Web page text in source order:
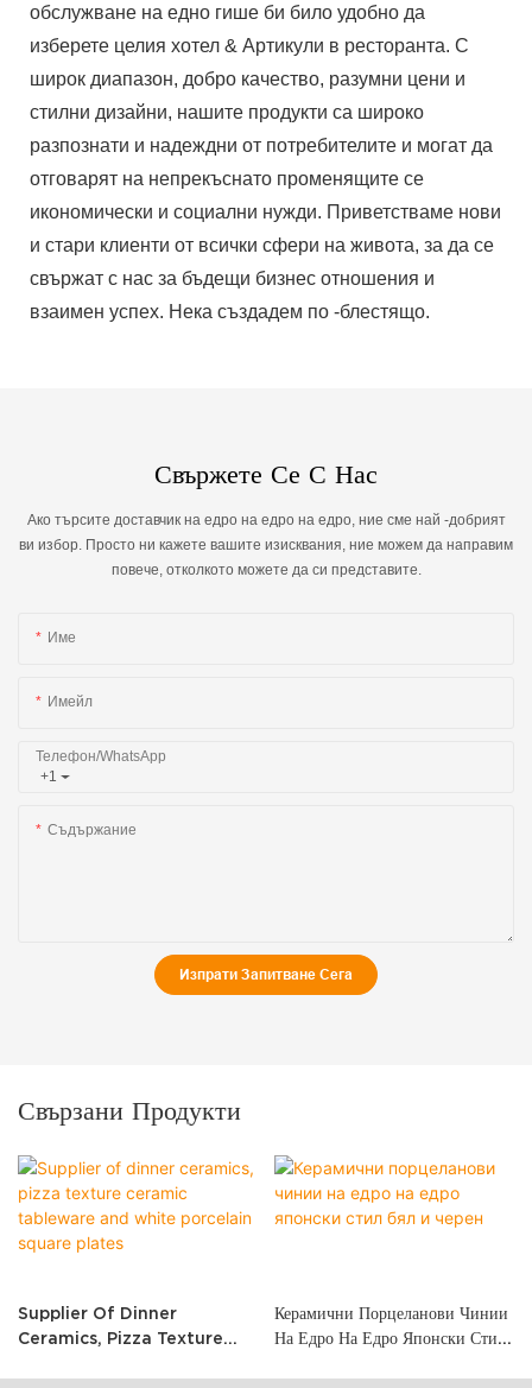
обслужване на едно гише би било удобно да
изберете целия хотел & Артикули в ресторанта. С
широк диапазон, добро качество, разумни цени и
стилни дизайни, нашите продукти са широко
разпознати и надеждни от потребителите и могат да
отговарят на непрекъснато променящите се
икономически и социални нужди. Приветстваме нови
и стари клиенти от всички сфери на живота, за да се
свържат с нас за бъдещи бизнес отношения и
взаимен успех. Нека създадем по -блестящо.
Свържете Се С Нас
Ако търсите доставчик на едро на едро на едро, ние сме най -добрият
ви избор. Просто ни кажете вашите изисквания, ние можем да направим
повече, отколкото можете да си представите.
Име
Имейл
+1
Телефон/WhatsApp
Съдържание
Изпрати Запитване Сега
Свързани Продукти
Supplier Of Dinner
Ceramics, Pizza Texture
Керамични Порцеланови Чинии
На Едро На Едро Японски Стил